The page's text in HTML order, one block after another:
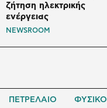
ζήτηση ηλεκτρικής
ενέργειας
NEWSROOM
ΠΕΤΡΕΛΑΙΟ